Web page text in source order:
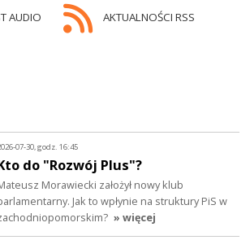
AUDIO AKTUALNOŚCI RSS
07-30, godz. 16:45
do "Rozwój Plus"?
Morawiecki założył nowy klub
Jak to wpłynie na struktury PiS w
» więcej